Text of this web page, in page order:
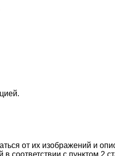
от их изображений и
соответствии с пунктом 2